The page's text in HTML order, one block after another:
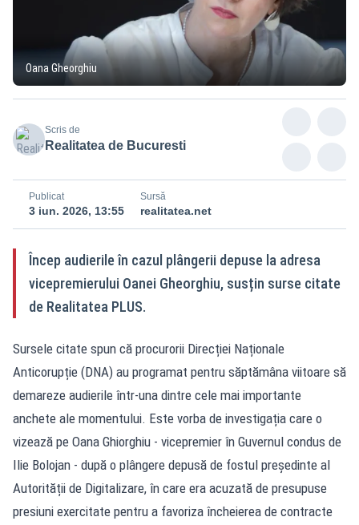
Oana Gheorghiu
Scris de
Realitatea de Bucuresti
Publicat
3 iun. 2026, 13:55
Sursă
realitatea.net
Încep audierile în cazul plângerii depuse la adresa
vicepremierului Oanei Gheorghiu, susțin surse citate
de Realitatea PLUS.
Sursele citate spun că procurorii Direcției Naționale
Anticorupție (DNA) au programat pentru săptămâna viitoare să
demareze audierile într-una dintre cele mai importante
anchete ale momentului. Este vorba de investigația care o
vizează pe Oana Ghiorghiu - vicepremier în Guvernul condus de
Ilie Bolojan - după o plângere depusă de fostul președinte al
Autorității de Digitalizare, în care era acuzată de presupuse
presiuni exercitate pentru a favoriza încheierea de contracte